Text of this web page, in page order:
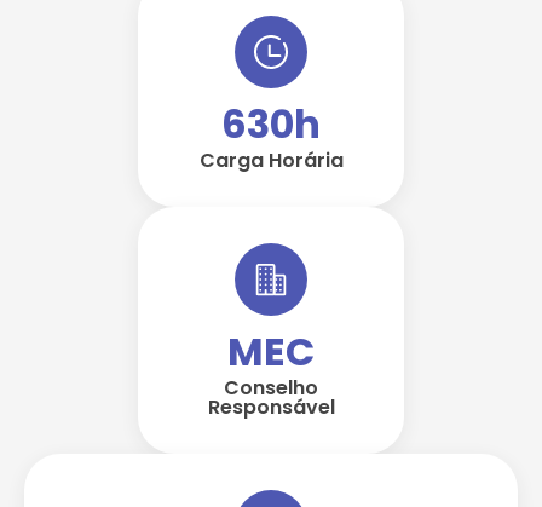
630h
Carga Horária
MEC
Conselho
Responsável